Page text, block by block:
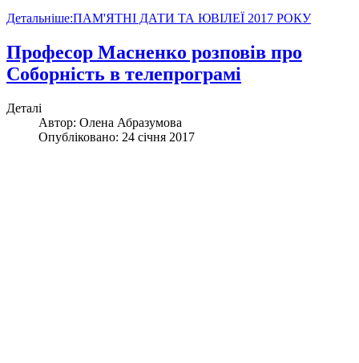
Детальніше:ПАМ'ЯТНІ ДАТИ ТА ЮВІЛЕЇ 2017 РОКУ
Професор Масненко розповів про
Соборність в телепрограмі
Деталі
Автор: Олена Абразумова
Опубліковано: 24 січня 2017